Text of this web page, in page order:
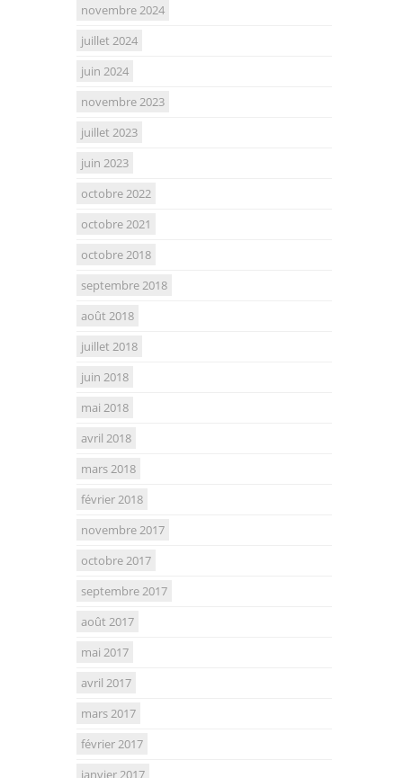
novembre 2024
juillet 2024
juin 2024
novembre 2023
juillet 2023
juin 2023
octobre 2022
octobre 2021
octobre 2018
septembre 2018
août 2018
juillet 2018
juin 2018
mai 2018
avril 2018
mars 2018
février 2018
novembre 2017
octobre 2017
septembre 2017
août 2017
mai 2017
avril 2017
mars 2017
février 2017
janvier 2017